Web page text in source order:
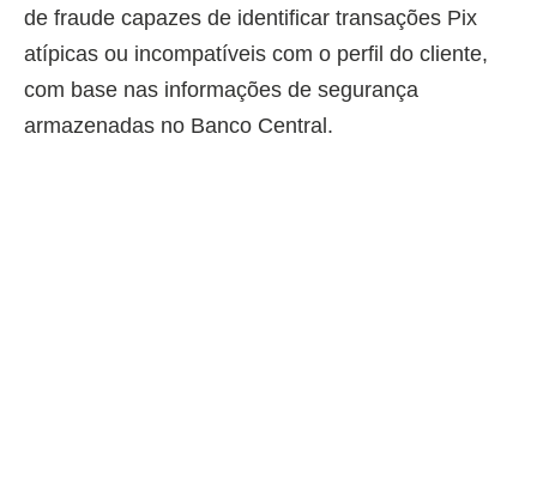
de fraude capazes de identificar transações Pix
atípicas ou incompatíveis com o perfil do cliente,
com base nas informações de segurança
armazenadas no Banco Central.